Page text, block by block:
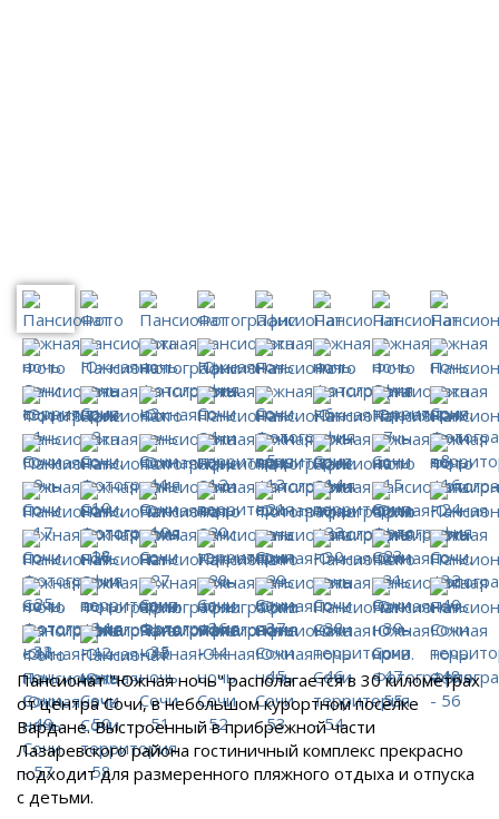
Пансионат "Южная ночь" располагается в 30 километрах
от центра Сочи, в небольшом курортном поселке
Вардане. Выстроенный в прибрежной части
Лазаревского района гостиничный комплекс прекрасно
подходит для размеренного пляжного отдыха и отпуска
с детьми.